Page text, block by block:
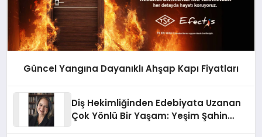
Güncel Yangına Dayanıklı Ahşap Kapı Fiyatları
Diş Hekimliğinden Edebiyata Uzanan
Çok Yönlü Bir Yaşam: Yeşim Şahin